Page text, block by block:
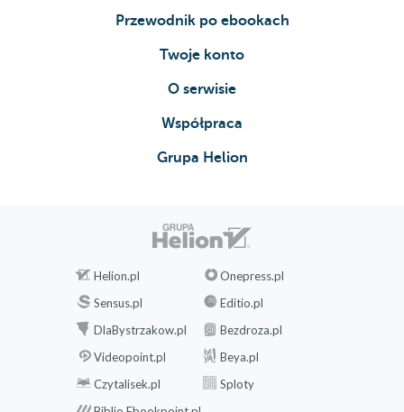
Przewodnik po ebookach
Twoje konto
O serwisie
Współpraca
Grupa Helion
Helion.pl
Onepress.pl
Sensus.pl
Editio.pl
DlaBystrzakow.pl
Bezdroza.pl
Videopoint.pl
Beya.pl
Czytalisek.pl
Sploty